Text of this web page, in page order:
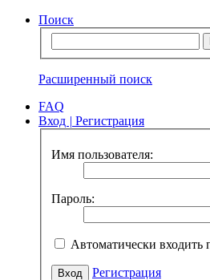
Поиск
Расширенный поиск
FAQ
Вход | Регистрация
Имя пользователя:
Пароль:
Автоматически
Регистрация